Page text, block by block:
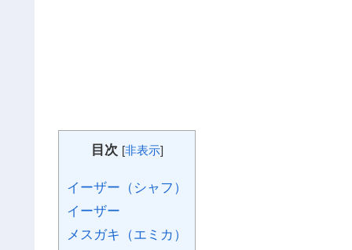
目次 [非表示]
イーザー（シャフ）
イーザー
メスガキ（エミカ）